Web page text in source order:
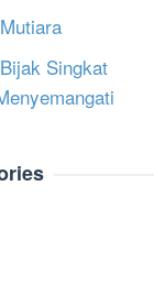
Singkat